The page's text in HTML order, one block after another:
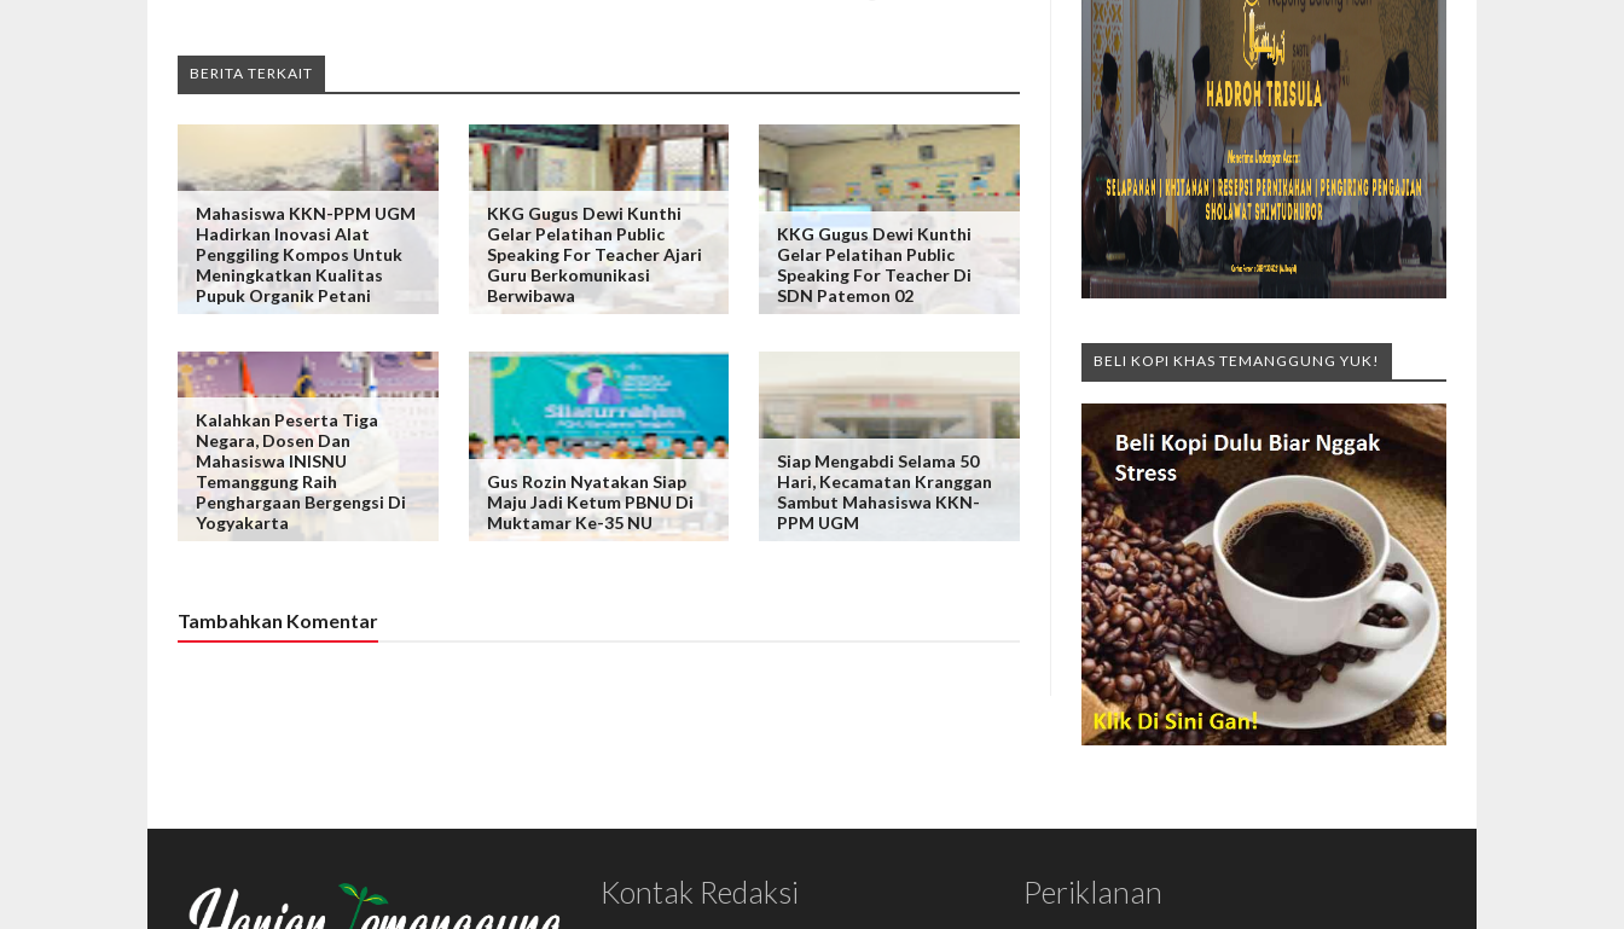
BERITA TERKAIT
Mahasiswa KKN-PPM UGM
Hadirkan Inovasi Alat
Penggiling Kompos Untuk
Meningkatkan Kualitas
Pupuk Organik Petani
KKG Gugus Dewi Kunthi
Gelar Pelatihan Public
Speaking For Teacher Ajari
Guru Berkomunikasi
Berwibawa
KKG Gugus Dewi Kunthi
Gelar Pelatihan Public
Speaking For Teacher Di
SDN Patemon 02
Kalahkan Peserta Tiga
Negara, Dosen Dan
Mahasiswa INISNU
Temanggung Raih
Penghargaan Bergengsi Di
Yogyakarta
Gus Rozin Nyatakan Siap
Maju Jadi Ketum PBNU Di
Muktamar Ke-35 NU
Siap Mengabdi Selama 50
Hari, Kecamatan Kranggan
Sambut Mahasiswa KKN-
PPM UGM
Tambahkan Komentar
BELI KOPI KHAS TEMANGGUNG YUK!
Kontak Redaksi Periklanan